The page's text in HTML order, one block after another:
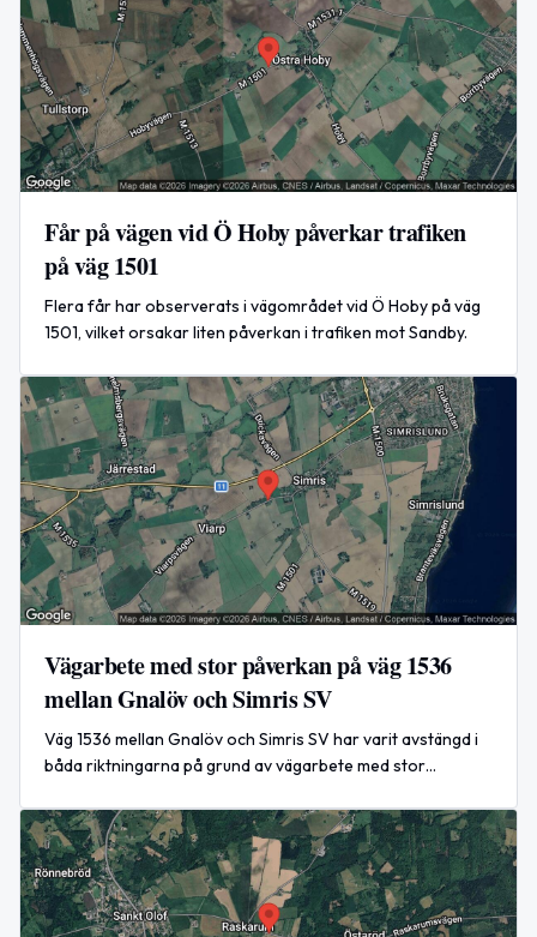
Får på vägen vid Ö Hoby påverkar trafiken
på väg 1501
Flera får har observerats i vägområdet vid Ö Hoby på väg
1501, vilket orsakar liten påverkan i trafiken mot Sandby.
Vägarbete med stor påverkan på väg 1536
mellan Gnalöv och Simris SV
Väg 1536 mellan Gnalöv och Simris SV har varit avstängd i
båda riktningarna på grund av vägarbete med stor
morgonen den 23 april.